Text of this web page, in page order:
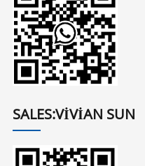
SALES:VIVIAN SUN